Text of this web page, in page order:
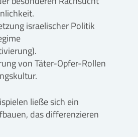
israelischer Politik
von Täter-Opfer-Rollen
ließe sich ein
das differenzieren